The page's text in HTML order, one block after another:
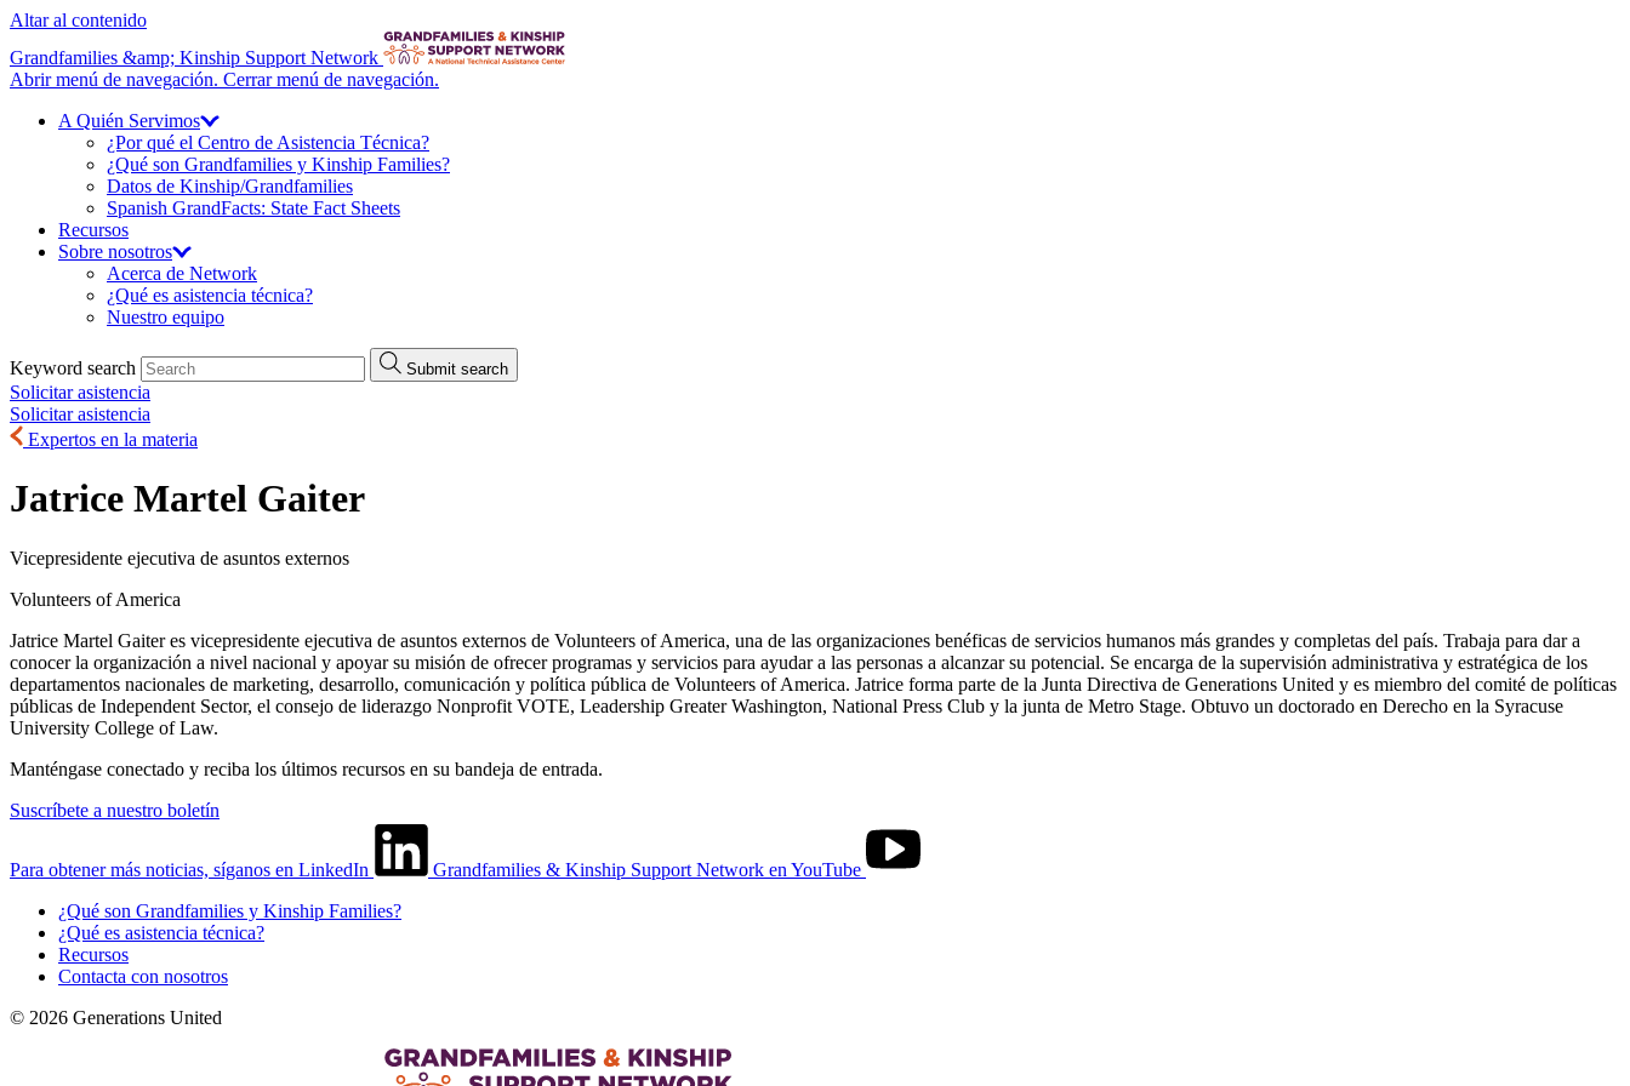
Altar al contenido
Grandfamilies &amp; Kinship Support Network
Abrir menú de navegación. Cerrar menú de navegación.
A Quién Servimos
¿Por qué el Centro de Asistencia Técnica?
¿Qué son Grandfamilies y Kinship Families?
Datos de Kinship/Grandfamilies
Spanish GrandFacts: State Fact Sheets
Recursos
Sobre nosotros
Acerca de Network
¿Qué es asistencia técnica?
Nuestro equipo
Keyword search Submit search
Solicitar asistencia
Solicitar asistencia
Expertos en la materia
Jatrice Martel Gaiter
Vicepresidente ejecutiva de asuntos externos
Volunteers of America
Jatrice Martel Gaiter es vicepresidente ejecutiva de asuntos externos de Volunteers of America, una de las organizaciones benéficas de servicios humanos más grandes y completas del país. Trabaja para dar a
conocer la organización a nivel nacional y apoyar su misión de ofrecer programas y servicios para ayudar a las personas a alcanzar su potencial. Se encarga de la supervisión administrativa y estratégica de los
departamentos nacionales de marketing, desarrollo, comunicación y política pública de Volunteers of America. Jatrice forma parte de la Junta Directiva de Generations United y es miembro del comité de políticas
públicas de Independent Sector, el consejo de liderazgo Nonprofit VOTE, Leadership Greater Washington, National Press Club y la junta de Metro Stage. Obtuvo un doctorado en Derecho en la Syracuse
University College of Law.
Manténgase conectado y reciba los últimos recursos en su bandeja de entrada.
Suscríbete a nuestro boletín
Para obtener más noticias, síganos en LinkedIn
Grandfamilies & Kinship Support Network en YouTube
¿Qué son Grandfamilies y Kinship Families?
¿Qué es asistencia técnica?
Recursos
Contacta con nosotros
© 2026 Generations United